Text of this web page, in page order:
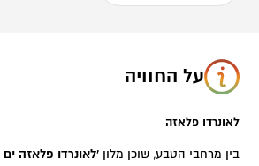
על החוויה
לאונרדו פלאזה
בין מרחבי הטבע, שוכן מלון'לאונרדו פלאזה